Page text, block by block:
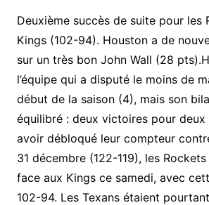
Deuxième succès de suite pour les
Kings (102-94). Houston a de
sur un très bon John Wall (28
l’équipe qui a disputé le moins de
début de la saison (4), mais son
équilibré : deux victoires pour deux
avoir débloqué leur compteur
31 décembre (122-119), les
face aux Kings ce samedi, avec
102-94. Les Texans étaient